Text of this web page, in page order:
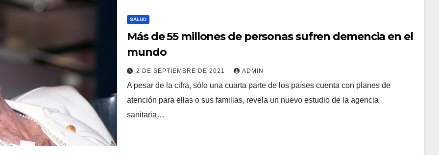
SALUD
Más de 55 millones de personas sufren demencia en el
mundo
2 DE SEPTIEMBRE DE 2021 ADMIN
A pesar de la cifra, sólo una cuarta parte de los países cuenta con planes de
atención para ellas o sus familias, revela un nuevo estudio de la agencia
sanitaria…